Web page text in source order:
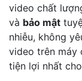
video chất
và bảo mật
nhiễu, không
video trên máy
tiện lợi nhất